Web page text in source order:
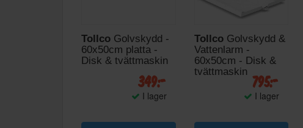
Tollco Golvskydd -
60x50cm platta -
Disk & tvättmaskin
349:-
I lager
TollcoGolvskydd &
Vattenlarm -
60x50cm - Disk &
tvättmaskin 795:-
I lager